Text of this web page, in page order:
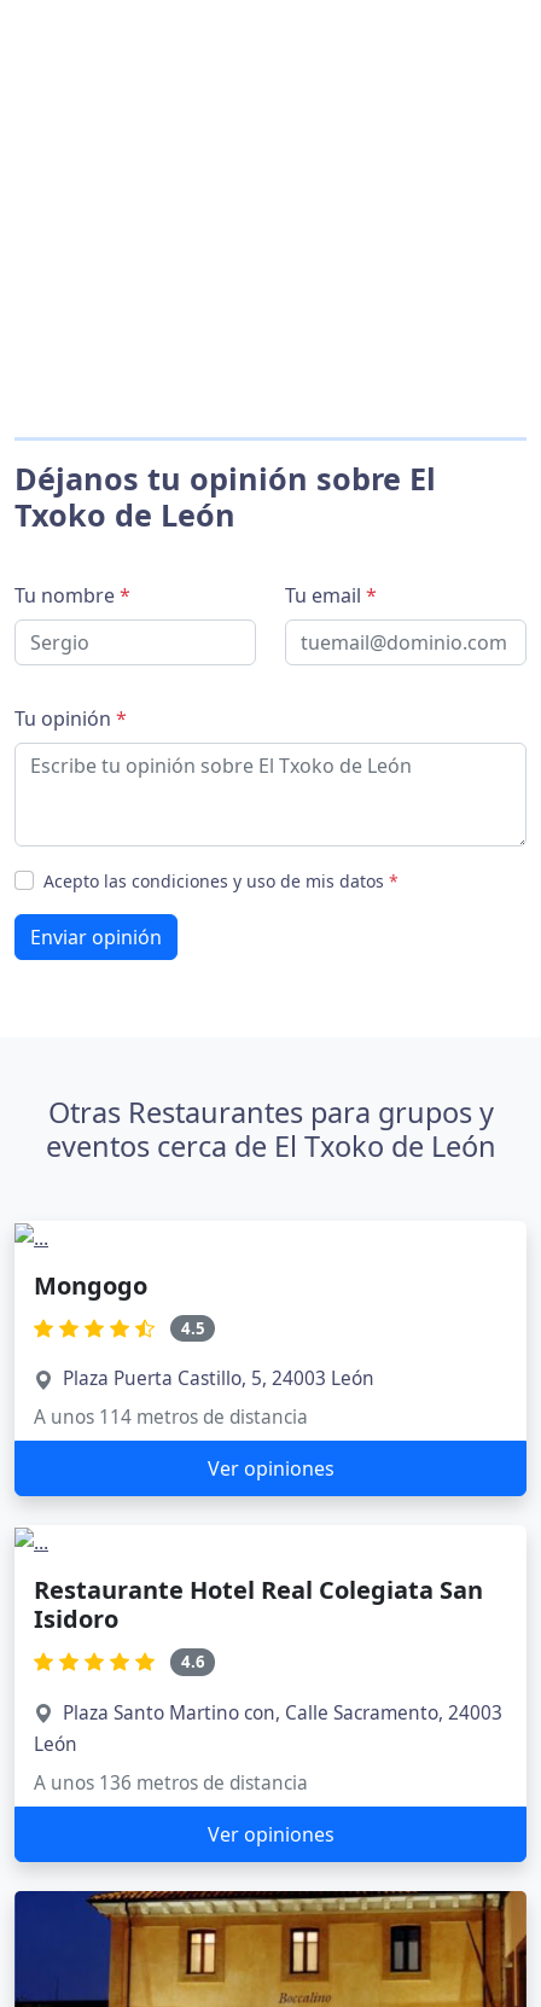
Déjanos tu opinión sobre El
Txoko de León
Tu nombre* Tu email *
Tu opinión *
Acepto las condiciones y uso de mis datos *
Enviar opinión
Otras Restaurantes para grupos y
eventos cerca de El Txoko de León
Mongogo
4.5
Plaza Puerta Castillo, 5, 24003 León
A unos 114 metros de distancia
Ver opiniones
Restaurante Hotel Real Colegiata San
Isidoro
4.6
Plaza Santo Martino con, Calle Sacramento, 24003
León
A unos 136 metros de distancia
Ver opiniones